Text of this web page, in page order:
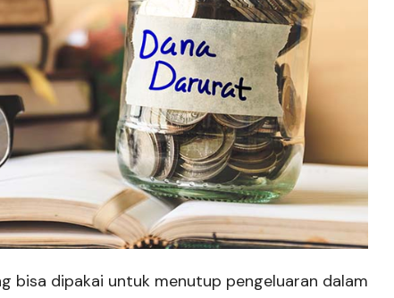
bisa dipakai untuk menutup pengeluaran dalam